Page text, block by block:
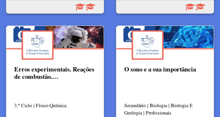
Erros experimentais. Reações
de combustão.…
3.º Ciclo | Físico-Química
O sono e a sua importância
Secundário | Biologia | Biologia E
Geologia | Profissionais